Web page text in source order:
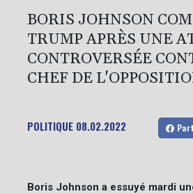
BORIS JOHNSON
TRUMP APRÈS UNE
CONTROVERSÉE
CHEF DE
POLITIQUE 08.02.2022
Boris Johnson a essuyé mardi